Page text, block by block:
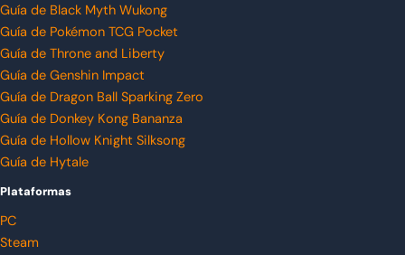
Guía de Black Myth Wukong
Guía de Pokémon TCG Pocket
Guía de Throne and Liberty
Guía de Genshin Impact
Guía de Dragon Ball Sparking Zero
Guía de Donkey Kong Bananza
Guía de Hollow Knight Silksong
Guía de Hytale
Plataformas
PC
Steam